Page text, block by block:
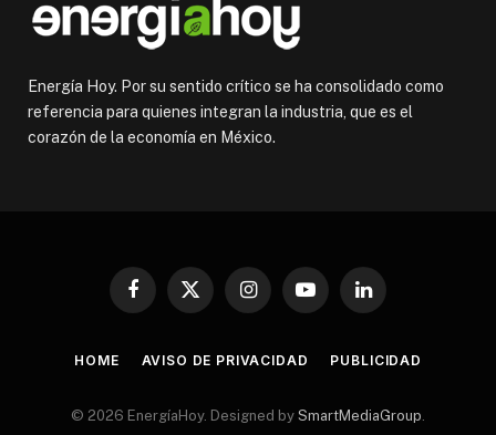
Energía Hoy. Por su sentido crítico se ha consolidado como
referencia para quienes integran la industria, que es el
corazón de la economía en México.
Facebook
X
InstagramYouTubeLinkedIn
HOME AVISO DE PRIVACIDAD PUBLICIDAD
© 2026 EnergíaHoy. Designed by SmartMediaGroup.